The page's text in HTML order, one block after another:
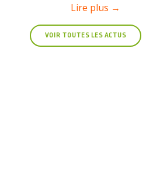
Lire plus →
VOIR TOUTES LES ACTUS